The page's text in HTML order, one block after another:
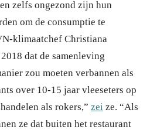
zelfs ongezond zijn hun
om de consumptie te
klimaatchef Christiana
dat de samenleving
zou moeten verbannen als
over 10-15 jaar vleeseters op
als rokers,” zei ze. “Als
ze dat buiten het restaurant